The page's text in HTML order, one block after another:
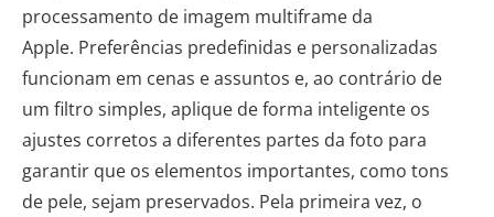
processamento de imagem multiframe da
Apple. Preferências predefinidas e personalizadas
funcionam em cenas e assuntos e, ao contrário de
um filtro simples, aplique de forma inteligente os
ajustes corretos a diferentes partes da foto para
garantir que os elementos importantes, como tons
de pele, sejam preservados. Pela primeira vez, o